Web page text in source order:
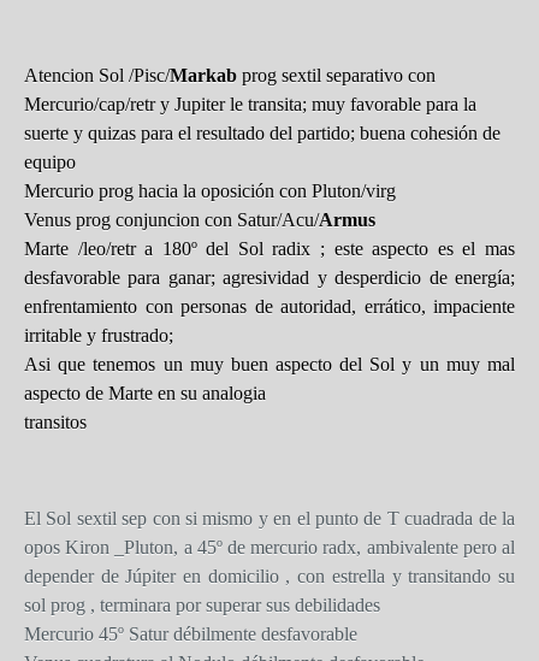
Atencion Sol /Pisc/Markab prog sextil separativo con
Mercurio/cap/retr y Jupiter le transita; muy favorable para la
suerte y quizas para el resultado del partido; buena cohesión de
equipo
Mercurio prog hacia la oposición con Pluton/virg
Venus prog conjuncion con Satur/Acu/Armus
Marte /leo/retr a 180º del Sol radix ; este aspecto es el mas
desfavorable para ganar; agresividad y desperdicio de energía;
enfrentamiento con personas de autoridad, errático, impaciente
irritable y frustrado;
Asi que tenemos un muy buen aspecto del Sol y un muy mal
aspecto de Marte en su analogia
transitos
El Sol sextil sep con si mismo y en el punto de T cuadrada de la
opos Kiron _Pluton, a 45º de mercurio radx, ambivalente pero al
depender de Júpiter en domicilio , con estrella y transitando su
sol prog , terminara por superar sus debilidades
Mercurio 45º Satur débilmente desfavorable